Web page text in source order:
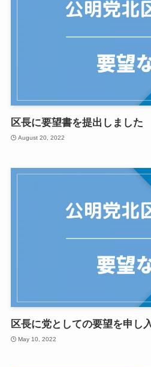
区長に要望書を提出しました
August 20, 2022
区長に党としての要望を申し
May 10, 2022